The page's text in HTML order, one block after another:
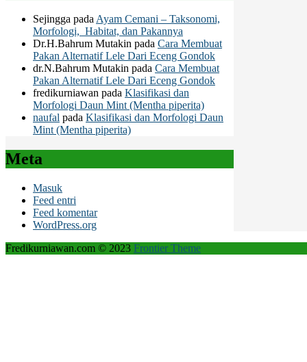
Sejingga padaAyam Cemani – Taksonomi,
Morfologi, Habitat, dan Pakannya
Dr.H.Bahrum Mutakin pada Cara Membuat
Pakan Alternatif Lele Dari Eceng Gondok
dr.N.Bahrum Mutakin pada Cara Membuat
Pakan Alternatif Lele Dari Eceng Gondok
fredikurniawan pada Klasifikasi dan
Morfologi Daun Mint (Mentha piperita)
naufal pada Klasifikasi dan Morfologi Daun
Mint (Mentha piperita)
Meta
Masuk
Feed entri
Feed komentar
WordPress.org
Fredikurniawan.com © 2023 Frontier Theme